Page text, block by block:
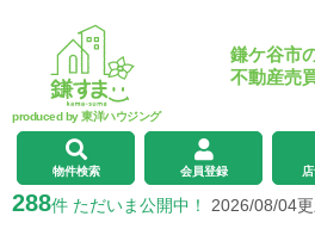
produced by 東洋ハウジング
鎌ケ谷市
不動産売
物件検索 会員登録
288件 ただいま公開中！ 2026/08/04